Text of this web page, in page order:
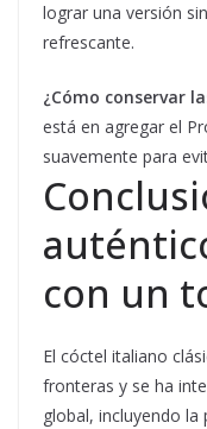
lograr una versión
refrescante.
¿Cómo conservar
está en agregar el
suavemente para
con un
El cóctel italiano
fronteras y se ha
global, incluyendo la